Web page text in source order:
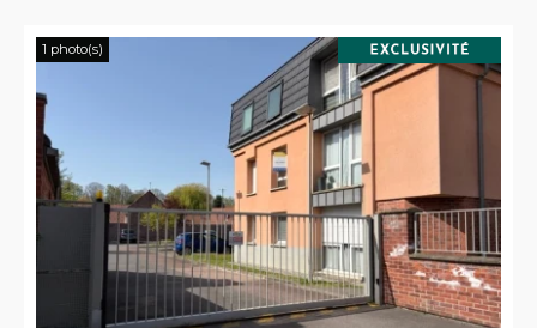
1 photo(s)